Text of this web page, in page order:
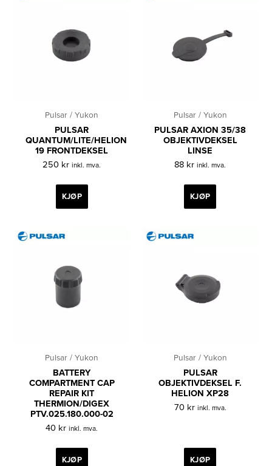
Pulsar / Yukon
PULSAR
QUANTUM/LITE/HELION
19 FRONTDEKSEL
250 kr inkl. mva.
KJØP
Pulsar / Yukon
PULSAR AXION 35/38
OBJEKTIVDEKSEL
LINSE
88 kr inkl. mva.
KJØP
Pulsar / Yukon
BATTERY
COMPARTMENT CAP
REPAIR KIT
THERMION/DIGEX
PTV.025.180.000-02
40 kr inkl. mva.
KJØP
Pulsar / Yukon
PULSAR
OBJEKTIVDEKSEL F.
HELION XP28
70 kr inkl. mva.
KJØP